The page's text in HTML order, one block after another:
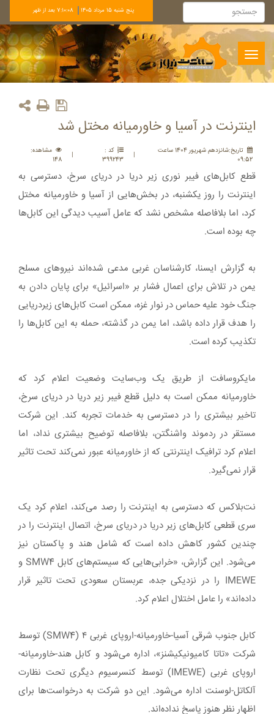
پنج شنبه 15 مرداد 1405 7:10:08 بعد از ظهر
Toggle
navigation
اینترنت در آسیا و خاورمیانه مختل شد
تاريخ:شانزدهم شهريور 1404 ساعت
09:52
|
کد :
399243
|
مشاهده:
148
قطع کابل‌های فیبر نوری زیر دریا در دریای سرخ، دسترسی به
اینترنت را روز یکشنبه، در بخش‌هایی از آسیا و خاورمیانه مختل
کرد، اما بلافاصله مشخص نشد که عامل آسیب دیدگی این کابل‌ها
چه بوده است.
به گزارش ایسنا، کارشناسان غربی مدعی شده‌اند نیروهای مسلح
یمن در تلاش برای اعمال فشار بر «اسرائیل» برای پایان دادن به
جنگ خود علیه حماس در نوار غزه، ممکن است کابل‌های زیردریایی
را هدف قرار داده باشد، اما یمن در گذشته، حمله به این کابل‌ها را
تکذیب کرده است.
مایکروسافت از طریق یک وب‌سایت وضعیت اعلام کرد که
خاورمیانه ممکن است به دلیل قطع فیبر زیر دریا در دریای سرخ،
تاخیر بیشتری را در دسترسی به خدمات تجربه کند. این شرکت
مستقر در ردموند واشنگتن، بلافاصله توضیح بیشتری نداد، اما
اعلام کرد ترافیک اینترنتی که از خاورمیانه عبور نمی‌کند تحت تاثیر
قرار نمی‌گیرد.
نت‌بلاکس که دسترسی به اینترنت را رصد می‌کند، اعلام کرد یک
سری قطعی کابل‌های زیر دریا در دریای سرخ، اتصال اینترنت را در
چندین کشور کاهش داده است که شامل هند و پاکستان نیز
می‌شود. این گزارش، «خرابی‌هایی که سیستم‌های کابل SMW4 و
IMEWE را در نزدیکی جده، عربستان سعودی تحت تاثیر قرار
داده‌اند» را عامل اختلال اعلام کرد.
کابل جنوب شرقی آسیا-خاورمیانه-اروپای غربی ۴ (SMW4) توسط
شرکت «تاتا کامیونیکیشنز»، اداره می‌شود و کابل هند-خاورمیانه-
اروپای غربی (IMEWE) توسط کنسرسیوم دیگری تحت نظارت
آلکاتل-لوسنت اداره می‌شود. این دو شرکت به درخواست‌ها برای
اظهار نظر هنوز پاسخ نداده‌اند.